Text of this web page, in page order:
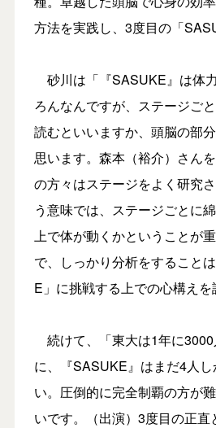
方法を実践し、3度目の「
砂川は「『SASUKE』は体
ろんなんですが、ステージご
読むといいますか、頭脳の部
思います。森本（裕介）さん
の方々はステージをよく研究
う意味では、ステージごとに
上で体が動くかということが
で、しっかり分析をすること
E」に挑戦する上での心構えを
続けて、「東大は1年に
に、『SASUKE』はまだ4人
い。圧倒的に完全制覇の方が
いです。（出演）3度目の正直